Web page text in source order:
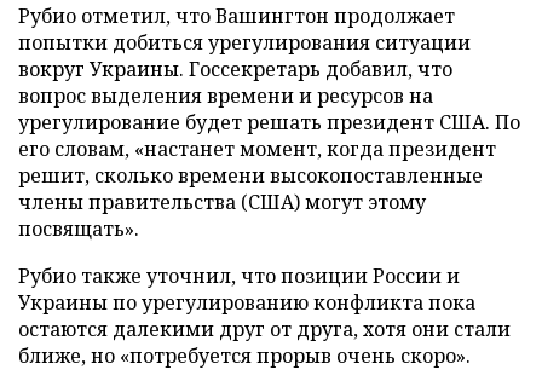
Рубио отметил, что Вашингтон продолжает
попытки добиться урегулирования ситуации
вокруг Украины. Госсекретарь добавил, что
вопрос выделения времени и ресурсов на
урегулирование будет решать президент США. По
его словам, «настанет момент, когда президент
решит, сколько времени высокопоставленные
члены правительства (США) могут этому
посвящать».
Рубио также уточнил, что позиции России и
Украины по урегулированию конфликта пока
остаются далекими друг от друга, хотя они стали
ближе, но «потребуется прорыв очень скоро».